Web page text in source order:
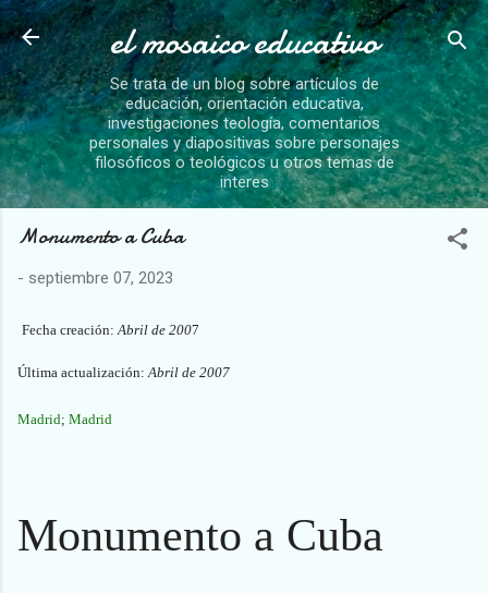
Ir al contenido principal
el mosaico educativo
Se trata de un blog sobre artículos de
educación, orientación educativa,
investigaciones teología, comentarios
personales y diapositivas sobre personajes
filosóficos o teológicos u otros temas de
interes
Monumento a Cuba
- septiembre 07, 2023
Fecha creación: Abril de 2007
Última actualización: Abril de 2007
Madrid; Madrid
Monumento a Cuba